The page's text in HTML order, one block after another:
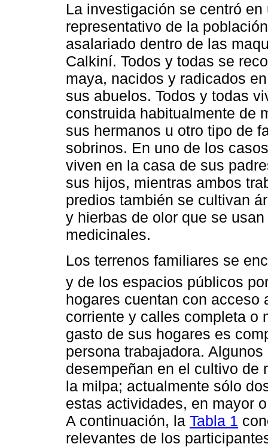
La investigación se centró
representativo de la
asalariado dentro de las
Calkiní. Todos y todas se
maya, nacidos y radicados
sus abuelos. Todos y todas
construida habitualmente de
sus hermanos u otro tipo de
sobrinos. En uno de los
viven en la casa de sus
sus hijos, mientras ambos
predios también se cultivan
y hierbas de olor que se
medicinales.
Los terrenos familiares se
y de los espacios públicos
hogares cuentan con acceso
corriente y calles completa o
gasto de sus hogares es
persona trabajadora.
desempeñan en el cultivo de
la milpa; actualmente sólo
estas actividades, en mayor
A continuación, la Tabla 1
relevantes de los